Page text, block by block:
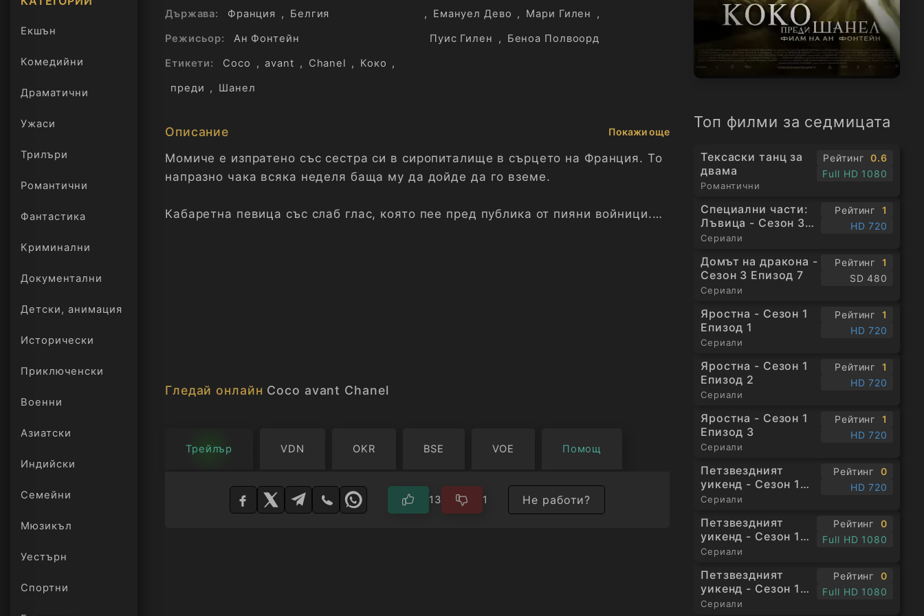
Екшън
Комедийни
Драматични
Ужаси
Трилъри
онлайн
Романтични
Фантастика
Криминални
Документални
Детски, анимация
Исторически
Приключенски
Военни
Азиатски
Индийски
Семейни
Мюзикъл
Уестърн
Спортни
Топ филми за седмицата
Тексаски танц за
двама
Романтични
Рейтинг
0.6
Full HD 1080
Специални части:
Лъвица - Сезон 3
Епизод 1
Сериали
Рейтинг
1
HD 720
Домът на дракона -
Сезон 3 Епизод 7
Сериали
Рейтинг
1
SD 480
Яростна - Сезон 1
Епизод 1
Сериали
Рейтинг
1
HD 720
Яростна - Сезон 1
Епизод 2
Сериали
Рейтинг
1
HD 720
Яростна - Сезон 1
Епизод 3
Сериали
Рейтинг
1
HD 720
Петзвездният
уикенд - Сезон 1
Епизод 1
Сериали
Рейтинг
0
HD 720
Петзвездният
уикенд - Сезон 1
Епизод 3
Сериали
Рейтинг
0
Full HD 1080
Петзвездният
уикенд - Сезон 1
Епизод 4
Сериали
Рейтинг
0
Full HD 1080
Държава:
Франция ,
Белгия
Режисьор:
Ан Фонтейн
Етикети:
Coco , avant , Chanel , Коко ,
преди , Шанел
,
Емануел Дево , Мари Гилен
,
Пуис Гилен
, Беноа Полвоорд
Описание Покажи още
Момиче е изпратено със сестра си в сиропиталище в сърцето на Франция. То
напразно чака всяка неделя баща му да дойде да го вземе.
Кабаретна певица със слаб глас, която пее пред публика от пияни войници.
дизайнер, който олицетворява съвременната жена и във вечен символ на
Гледай онлайн Coco avant Chanel
Трейлър VDN OKR BSE VOE Помощ
13 1 Не работи?